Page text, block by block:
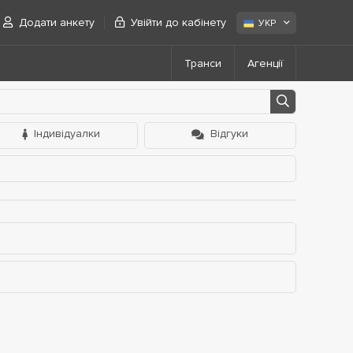
Додати анкету Увійти до кабінету УКР
Транси Агенції
Індивідуалки Відгуки